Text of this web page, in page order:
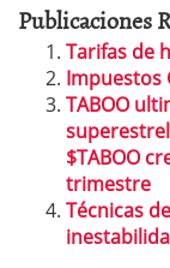
Publicaciones
Tarifas de
Impuestos
TABOO
$TABOO
trimestre
Técnicas